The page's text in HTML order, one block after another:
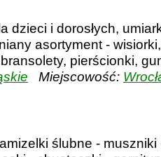
dzieci i dorosłych,
asortyment -
pierścionki,
Miejscowość:
ślubne - muszniki